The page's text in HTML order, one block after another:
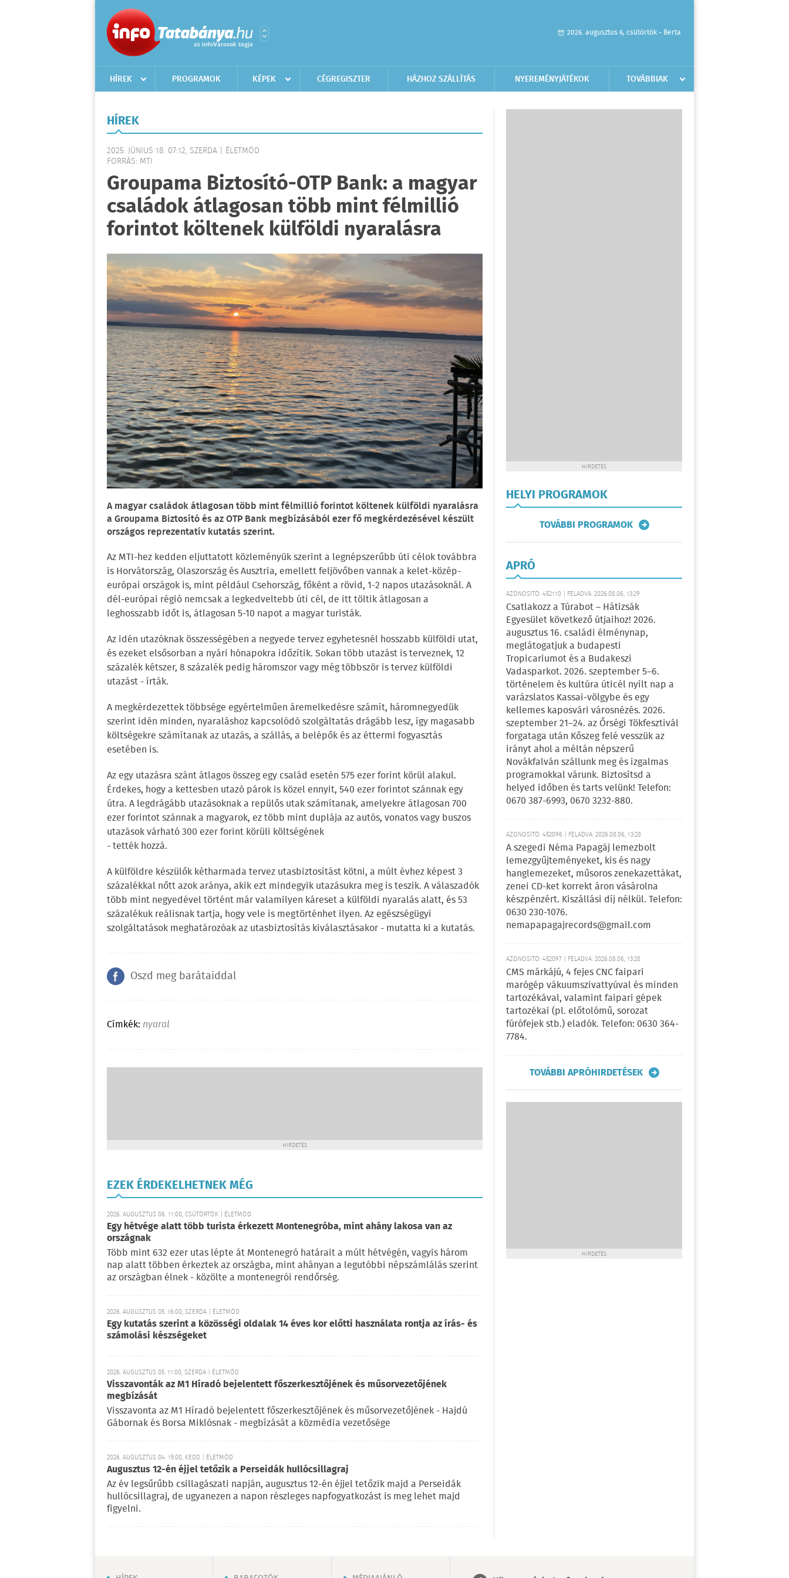
2026. augusztus 6, csütörtök - Berta
HÍREK PROGRAMOK KÉPEK CÉGREGISZTER HÁZHOZ SZÁLLÍTÁS NYEREMÉNYJÁTÉKOK TOVÁBBIAK
HÍREK
2025. JÚNIUS 18. 07:12, SZERDA | ÉLETMÓD
FORRÁS: MTI
Groupama Biztosító-OTP Bank: a magyar
családok átlagosan több mint félmillió
forintot költenek külföldi nyaralásra
A magyar családok átlagosan több mint félmillió forintot költenek külföldi nyaralásra
a Groupama Biztosító és az OTP Bank megbízásából ezer fő megkérdezésével készült
országos reprezentatív kutatás szerint.
Az MTI-hez kedden eljuttatott közleményük szerint a legnépszerűbb úti célok továbbra
is Horvátország, Olaszország és Ausztria, emellett feljövőben vannak a kelet-közép-
európai országok is, mint például Csehország, főként a rövid, 1-2 napos utazásoknál. A
dél-európai régió nemcsak a legkedveltebb úti cél, de itt töltik átlagosan a
leghosszabb időt is, átlagosan 5-10 napot a magyar turisták.
Az idén utazóknak összességében a negyede tervez egyhetesnél hosszabb külföldi utat,
és ezeket elsősorban a nyári hónapokra időzítik. Sokan több utazást is terveznek, 12
százalék kétszer, 8 százalék pedig háromszor vagy még többször is tervez külföldi
utazást - írták.
A megkérdezettek többsége egyértelműen áremelkedésre számít, háromnegyedük
szerint idén minden, nyaraláshoz kapcsolódó szolgáltatás drágább lesz, így magasabb
költségekre számítanak az utazás, a szállás, a belépők és az éttermi fogyasztás
esetében is.
Az egy utazásra szánt átlagos összeg egy család esetén 575 ezer forint körül alakul.
Érdekes, hogy a kettesben utazó párok is közel ennyit, 540 ezer forintot szánnak egy
útra. A legdrágább utazásoknak a repülős utak számítanak, amelyekre átlagosan 700
ezer forintot szánnak a magyarok, ez több mint duplája az autós, vonatos vagy buszos
utazások várható 300 ezer forint körüli költségének
- tették hozzá.
A külföldre készülők kétharmada tervez utasbiztosítást kötni, a múlt évhez képest 3
százalékkal nőtt azok aránya, akik ezt mindegyik utazásukra meg is teszik. A válaszadók
több mint negyedével történt már valamilyen káreset a külföldi nyaralás alatt, és 53
százalékuk reálisnak tartja, hogy vele is megtörténhet ilyen. Az egészségügyi
szolgáltatások meghatározóak az utasbiztosítás kiválasztásakor - mutatta ki a kutatás.
Oszd meg barátaiddal
Címkék: nyaral
HIRDETÉS
EZEK ÉRDEKELHETNEK MÉG
2026. AUGUSZTUS 06. 11:00, CSÜTÖRTÖK | ÉLETMÓD
Egy hétvége alatt több turista érkezett Montenegróba, mint ahány lakosa van az
országnak
Több mint 632 ezer utas lépte át Montenegró határait a múlt hétvégén, vagyis három
nap alatt többen érkeztek az országba, mint ahányan a legutóbbi népszámlálás szerint
az országban élnek - közölte a montenegrói rendőrség.
2026. AUGUSZTUS 05. 16:00, SZERDA | ÉLETMÓD
Egy kutatás szerint a közösségi oldalak 14 éves kor előtti használata rontja az írás- és
számolási készségeket
2026. AUGUSZTUS 05. 11:00, SZERDA | ÉLETMÓD
Visszavonták az M1 Híradó bejelentett főszerkesztőjének és műsorvezetőjének
megbízását
Visszavonta az M1 Híradó bejelentett főszerkesztőjének és műsorvezetőjének - Hajdú
Gábornak és Borsa Miklósnak - megbízását a közmédia vezetősége
2026. AUGUSZTUS 04. 15:00, KEDD | ÉLETMÓD
Augusztus 12-én éjjel tetőzik a Perseidák hullócsillagraj
Az év legsűrűbb csillagászati napján, augusztus 12-én éjjel tetőzik majd a Perseidák
hullócsillagraj, de ugyanezen a napon részleges napfogyatkozást is meg lehet majd
figyelni.
HIRDETÉS
HELYI PROGRAMOK
TOVÁBBI PROGRAMOK
APRÓ
AZONOSÍTÓ: 452110 | FELADVA: 2026.08.06, 13:29
Csatlakozz a Túrabot – Hátizsák
Egyesület következő útjaihoz! 2026.
augusztus 16. családi élménynap,
meglátogatjuk a budapesti
Tropicariumot és a Budakeszi
Vadasparkot. 2026. szeptember 5–6.
történelem és kultúra úticél nyílt nap a
varázslatos Kassai-völgybe és egy
kellemes kaposvári városnézés. 2026.
szeptember 21–24. az Őrségi Tökfesztivál
forgataga után Kőszeg felé vesszük az
irányt ahol a méltán népszerű
Novákfalván szállunk meg és izgalmas
programokkal várunk. Biztosítsd a
helyed időben és tarts velünk! Telefon:
0670 387-6993, 0670 3232-880.
AZONOSÍTÓ: 452096 | FELADVA: 2026.08.06, 13:28
A szegedi Néma Papagáj lemezbolt
lemezgyűjteményeket, kis és nagy
hanglemezeket, műsoros zenekazettákat,
zenei CD-ket korrekt áron vásárolna
készpénzért. Kiszállási díj nélkül. Telefon:
0630 230-1076.
nemapapagajrecords@gmail.com
AZONOSÍTÓ: 452097 | FELADVA: 2026.08.06, 13:28
CMS márkájú, 4 fejes CNC faipari
marógép vákuumszivattyúval és minden
tartozékával, valamint faipari gépek
tartozékai (pl. előtolómű, sorozat
fúrófejek stb.) eladók. Telefon: 0630 364-
7784.
TOVÁBBI APRÓHIRDETÉSEK
HIRDETÉS